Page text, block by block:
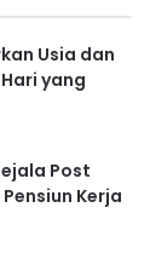
Usia dan
yang
Post
Kerja